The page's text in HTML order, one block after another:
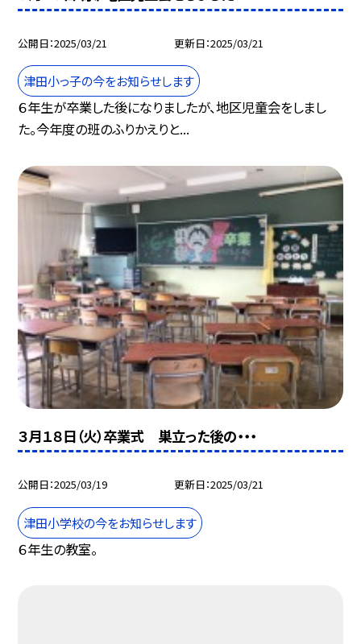
公開日 2025/03/21 更新日 2025/03/21
津田小っ子の今をお知らせします
６年生が卒業した後になりましたが、地区児童会をしまし
た。今年度の班のふりかえりと...
３月１８日（火）卒業式 巣立った後の・・・
公開日 2025/03/19 更新日 2025/03/21
津田小学校の今をお知らせします
６年生の教室。